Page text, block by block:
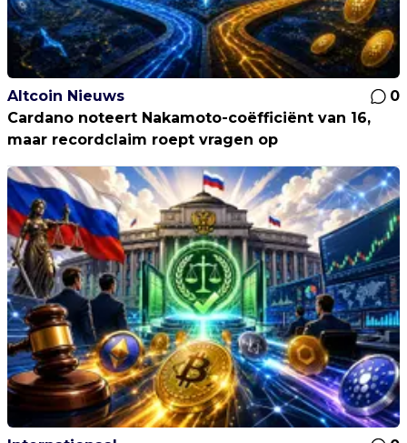
Altcoin Nieuws
0
Cardano noteert Nakamoto-coëfficiënt van 16,
maar recordclaim roept vragen op